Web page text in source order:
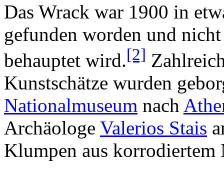
Das Wrack war 1900 in
gefunden worden und
behauptet wird.[2]
Kunstschätze wurden
Nationalmuseum nach
Archäologe Valerios Stais
Klumpen aus korrodiertem